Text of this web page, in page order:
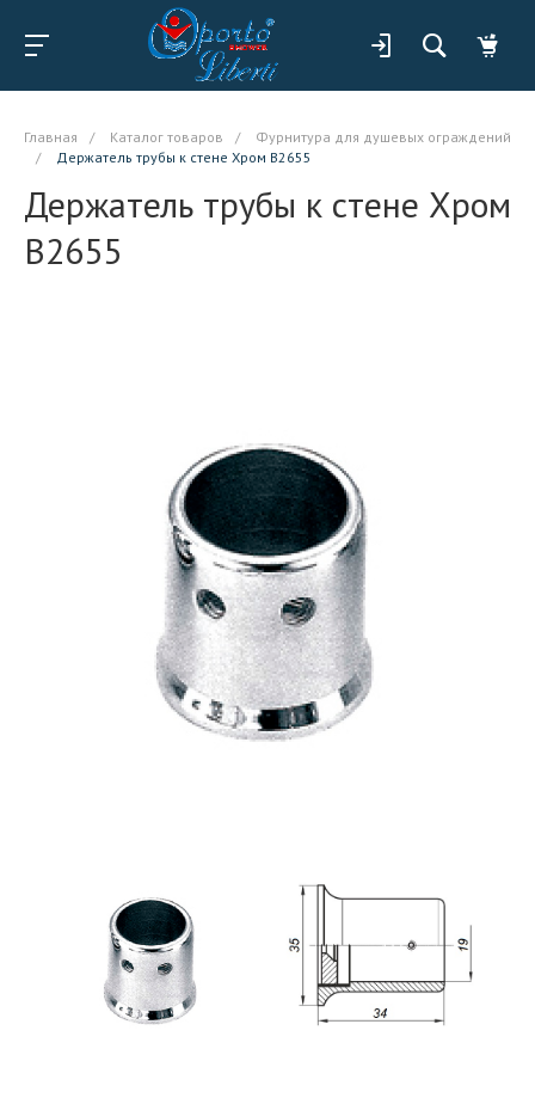
Главная / Каталог товаров /
Фурнитура для душевых ограждений
/
Держатель трубы к стене Хром B2655
Держатель трубы к стене Хром
B2655